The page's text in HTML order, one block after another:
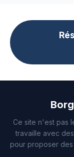
Ce site n'est pas
travaille avec
pour proposer